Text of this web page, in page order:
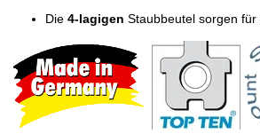
Die 4-lagigen Staubbeutel sorgen für